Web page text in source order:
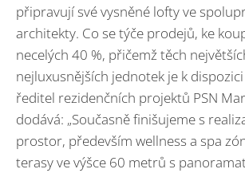
připravují své vysněné lofty ve
architekty. Co se týče prodejů, ke
necelých 40 %, přičemž těch
nejluxusnějších jednotek je k
ředitel rezidenčních projektů PSN
dodává: „Současně finišujeme s
prostor, především wellness a spa
terasy ve výšce 60 metrů s